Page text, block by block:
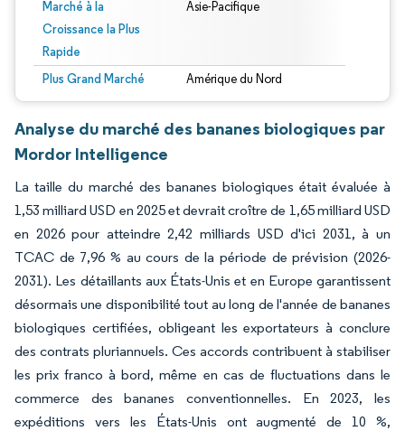
Marché à la
Croissance la Plus
Rapide
Asie-Pacifique
Plus Grand Marché Amérique du Nord
Analyse du marché des bananes biologiques par
Mordor Intelligence
La taille du marché des bananes biologiques était évaluée à
1,53 milliard USD en 2025 et devrait croître de 1,65 milliard USD
en 2026 pour atteindre 2,42 milliards USD d'ici 2031, à un
TCAC de 7,96 % au cours de la période de prévision (2026-
2031). Les détaillants aux États-Unis et en Europe garantissent
désormais une disponibilité tout au long de l'année de bananes
biologiques certifiées, obligeant les exportateurs à conclure
des contrats pluriannuels. Ces accords contribuent à stabiliser
les prix franco à bord, même en cas de fluctuations dans le
commerce des bananes conventionnelles. En 2023, les
expéditions vers les États-Unis ont augmenté de 10 %,